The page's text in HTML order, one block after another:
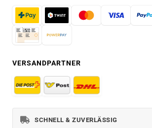
VERSANDPARTNER
SCHNELL & ZUVERLÄSSIG